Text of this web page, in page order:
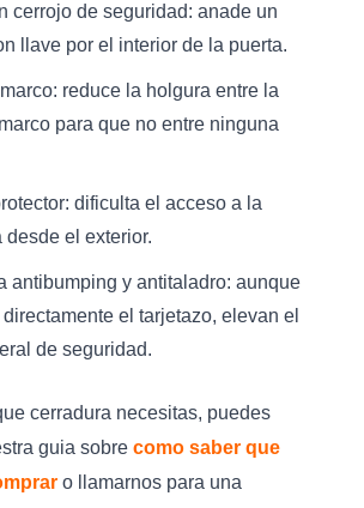
cerrojo de seguridad: anade un
llave por el interior de la puerta.
reduce la holgura entre la
para que no entre ninguna
dificulta el acceso a la
desde el exterior.
antibumping y antitaladro: aunque
el tarjetazo, elevan el
de seguridad.
cerradura necesitas, puedes
guia sobre como saber que
o llamarnos para una